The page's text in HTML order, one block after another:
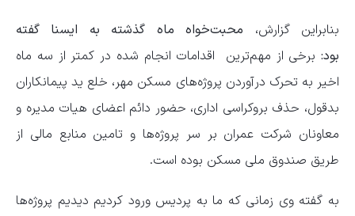
بنابراین گزارش، محبت‌خواه ماه گذشته به ایسنا گفته
بود: برخی از مهم‌ترین اقدامات انجام شده در کمتر از سه ماه
اخیر به تحرک درآوردن پروژه‌های مسکن مهر، خلع ید پیمانکاران
بدقول، حذف بروکراسی اداری، حضور دائم اعضای هیات مدیره و
معاونان شرکت عمران بر سر پروژه‌ها و تامین منابع مالی از
طریق صندوق ملی مسکن بوده است.
به گفته وی زمانی که ما به پردیس ورود کردیم دیدیم پروژه‌ها